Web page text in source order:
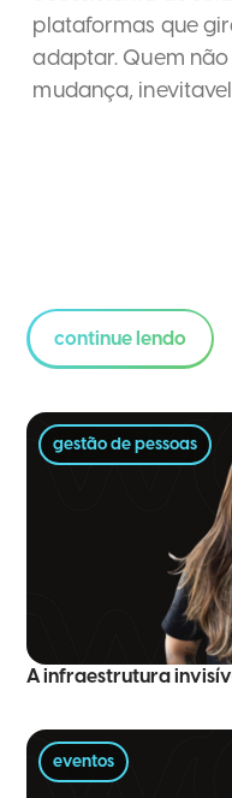
plataformas que
adaptar. Quem
mudança,
continue lendo
gestão de pessoas
A infraestrutura
eventos